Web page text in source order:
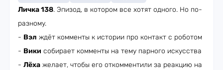
Личка 138. Эпизод, в котором все хотят одного. Но по-
разному.
- Вэл ждёт комменты к истории про контакт с роботом
- Вики собирает комменты на тему парного искусства
- Лёха желает, чтобы его откомментили за реакцию на